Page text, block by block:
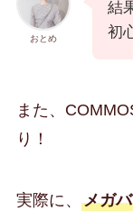
おとめ
結
初
また、
り！
実際に、 メガ